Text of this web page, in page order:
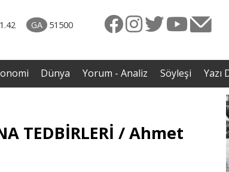
GA 51500
• Gannuşi'nin serbest bırakılması için çağrı
Dünya Yorum - Analiz Söyleşi Yazı
TEDBİRLERİ / Ahmet